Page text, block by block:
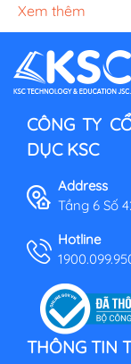
Xem thêm
CÔNG TY
DỤC KSC
Address
Tầng 6 Số
Hotline
THÔNG TIN